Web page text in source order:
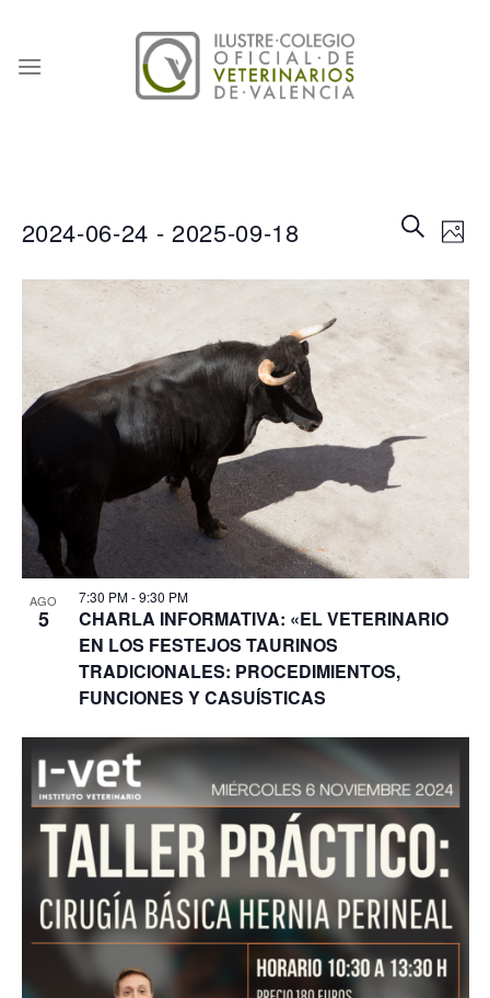
content
y
vistas
de
BUSCAR
de
FOTO
2024-06-24 - 2025-09-18
AGO
5
7:30 PM-9:30 PM
CHARLA INFORMATIVA: «EL VETERINARIO
EN LOS FESTEJOS TAURINOS
TRADICIONALES: PROCEDIMIENTOS,
FUNCIONES Y CASUÍSTICAS